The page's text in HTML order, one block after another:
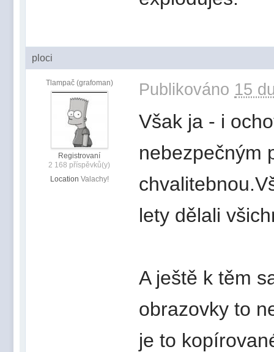
ploci
Tlampač (grafoman)
Registrovaní
2 168 příspěvků(y)
Location Valachy!
Publikováno 15
Však ja - i
nebezpečným
lety dělali
A ještě k těm
obrazovky to
je to